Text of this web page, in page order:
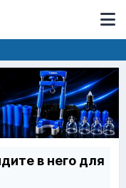
в него для